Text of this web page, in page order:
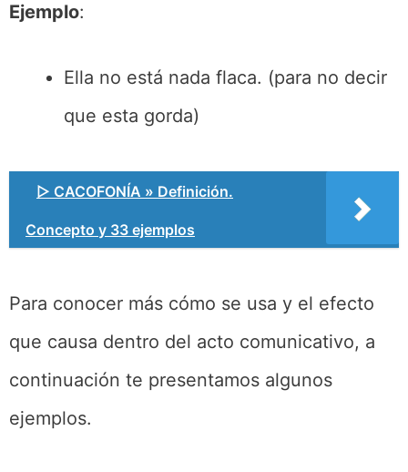
Ejemplo:
Ella no está nada flaca. (para no decir
que esta gorda)
▷ CACOFONÍA » Definición.
Concepto y 33 ejemplos
Para conocer más cómo se usa y el efecto
que causa dentro del acto comunicativo, a
continuación te presentamos algunos
ejemplos.